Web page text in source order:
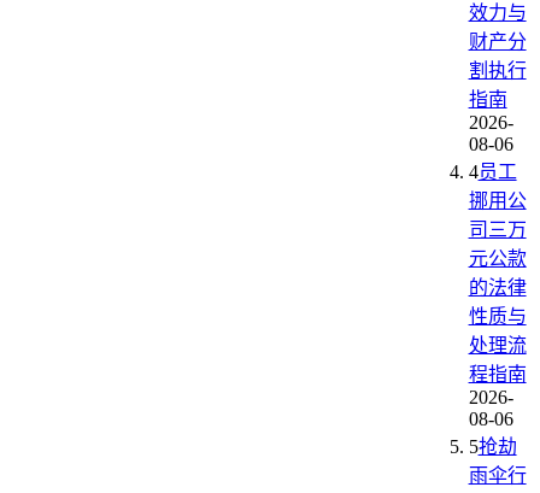
效力与
财产分
割执行
指南
2026-
08-06
4员工
挪用公
司三万
元公款
的法律
性质与
处理流
程指南
2026-
08-06
5抢劫
雨伞行